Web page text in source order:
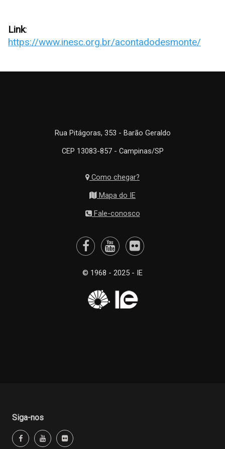
Link:
https://www.inesc.org.br/acontadodesmonte/
Rua Pitágoras, 353 - Barão Geraldo
CEP 13083-857 - Campinas/SP
Como chegar?
Mapa do IE
Fale-conosco
© 1968 - 2025 - IE
Siga-nos